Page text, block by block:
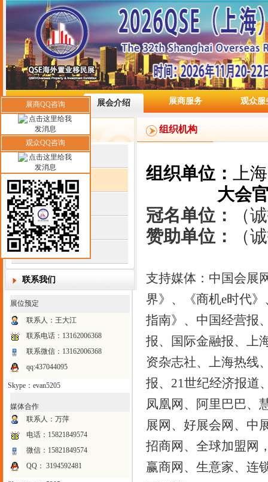
展商QQ咨询
观众QQ咨询
网站首页 展会介绍 展商服务 观众服
展会介绍
展会概况
组织机构
时间地点
展会亮点
联系我们
联系我们
展位预定
联系人：王大江
联系电话： 13162006368
联系微信：13162006368
qq:437044095
Skype：evan5205
媒体合作
联系人：万萍
电话：15821849574
微信：15821849574
QQ： 3194592481
组织机构
组织单位：
上
大会
冠名单位：
（
赞助单位：
（
支持媒体：中国会展
界》、《商机e时代
指南》、中国经营报
报、国际金融报、上
资杂志社、上海热线
报、21世纪经济报道
凤凰网、阿里巴巴、
展网、好展会网、中
招商网、全球加盟网
赢商网、生意家、连